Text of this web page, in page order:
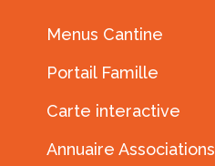
Menus Cantine
Portail Famille
Carte interactive
Annuaire Associations